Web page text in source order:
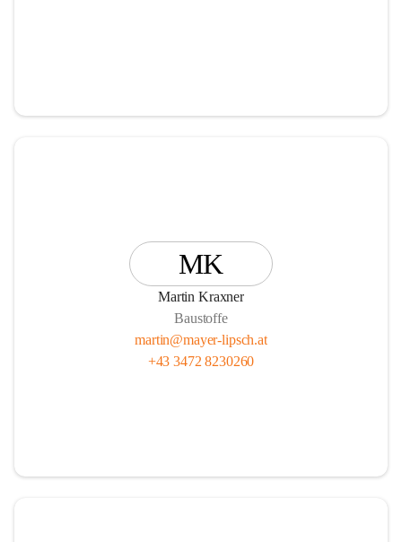
MK
Martin Kraxner
Baustoffe
martin@mayer-lipsch.at
+43 3472 8230260